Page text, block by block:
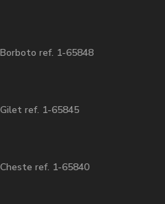
ref. 1-65848
ref. 1-65845
ref. 1-65840